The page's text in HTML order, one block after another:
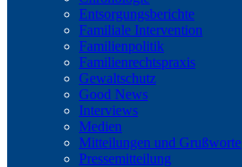
Entsorgungsberichte
Familiale Intervention
Familienpolitik
Familienrechtspraxis
Gewaltschutz
Good News
Interviews
Medien
Mitteilungen und Grußworte
Pressemitteilung